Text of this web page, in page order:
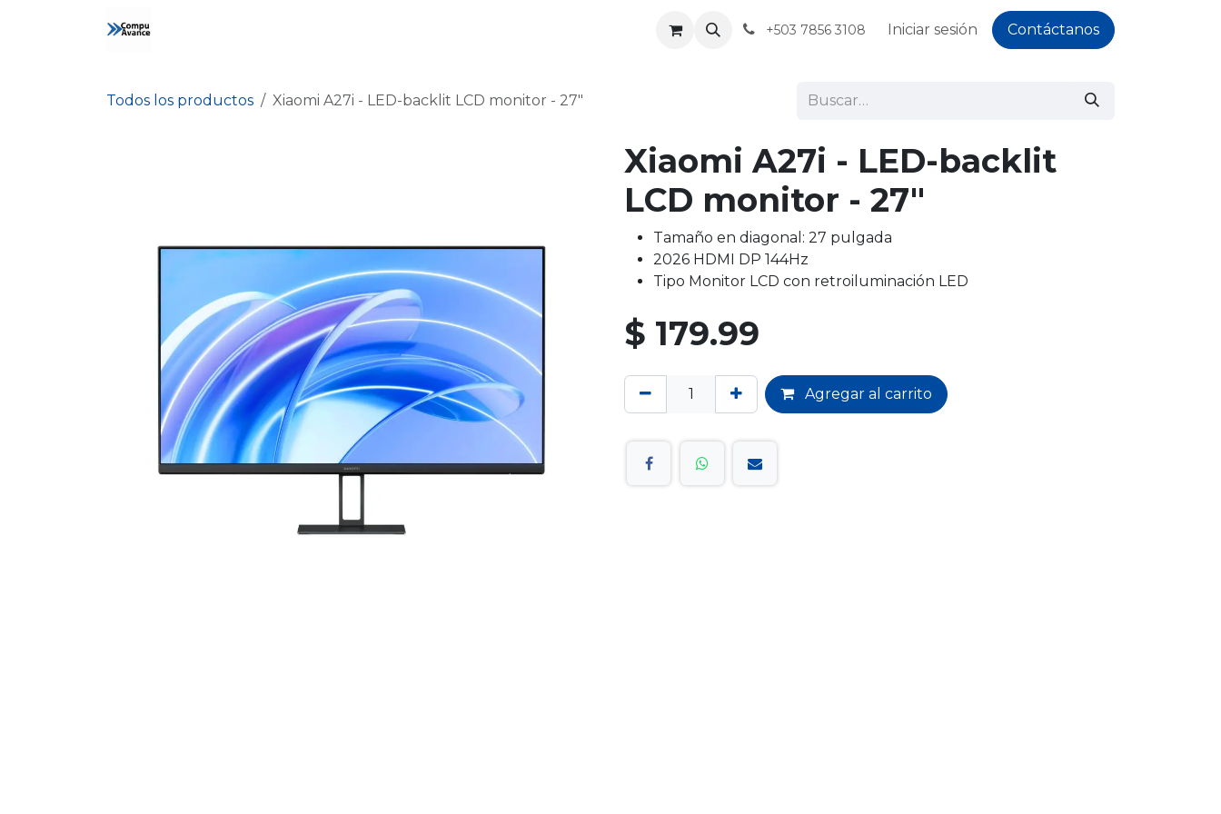
+503 7856 3108 Iniciar sesión Contáctanos
Todos los productos Xiaomi A27i - LED-backlit LCD monitor - 27"
Xiaomi A27i - LED-backlit
LCD monitor - 27"
Tamaño en diagonal: 27 pulgada
2026 HDMI DP 144Hz
Tipo Monitor LCD con retroiluminación LED
$ 179.99
Agregar al carrito